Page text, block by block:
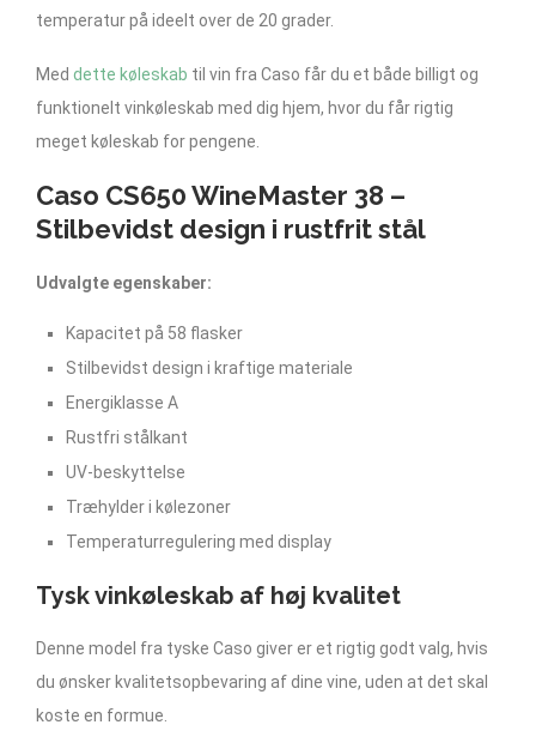
temperatur på ideelt over de 20 grader.
Med dette køleskab til vin fra Caso får du et både billigt og
funktionelt vinkøleskab med dig hjem, hvor du får rigtig
meget køleskab for pengene.
Caso CS650 WineMaster 38 –
Stilbevidst design i rustfrit stål
Udvalgte egenskaber:
Kapacitet på 58 flasker
Stilbevidst design i kraftige materiale
Energiklasse A
Rustfri stålkant
UV-beskyttelse
Træhylder i kølezoner
Temperaturregulering med display
Tysk vinkøleskab af høj kvalitet
Denne model fra tyske Caso giver er et rigtig godt valg, hvis
du ønsker kvalitetsopbevaring af dine vine, uden at det skal
koste en formue.